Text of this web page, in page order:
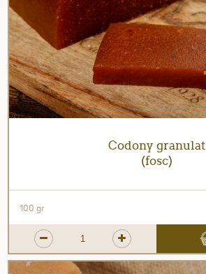
Codony granulat
(fosc)
100 gr